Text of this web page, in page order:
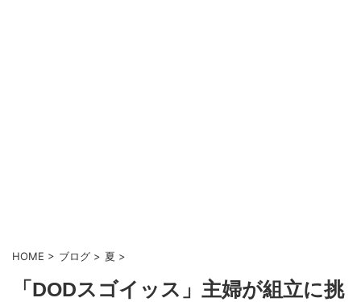
HOME > ブログ > 夏 >
「DODスゴイッス」主婦が組立に挑